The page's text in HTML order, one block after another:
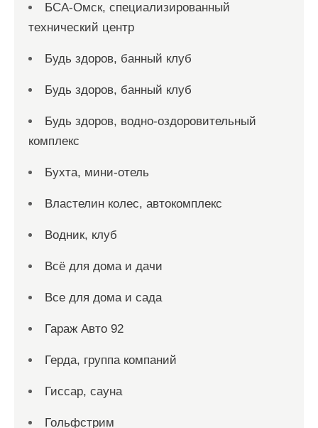
БСА-Омск, специализированный
технический центр
Будь здоров, банный клуб
Будь здоров, банный клуб
Будь здоров, водно-оздоровительный
комплекс
Бухта, мини-отель
Властелин колес, автокомплекс
Водник, клуб
Всё для дома и дачи
Все для дома и сада
Гараж Авто 92
Герда, группа компаний
Гиссар, сауна
Гольфстрим